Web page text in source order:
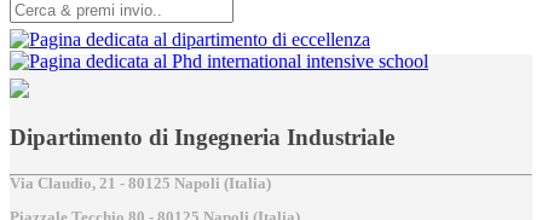
Dipartimento di Ingegneria Industriale
Via Claudio, 21 - 80125 Napoli (Italia)